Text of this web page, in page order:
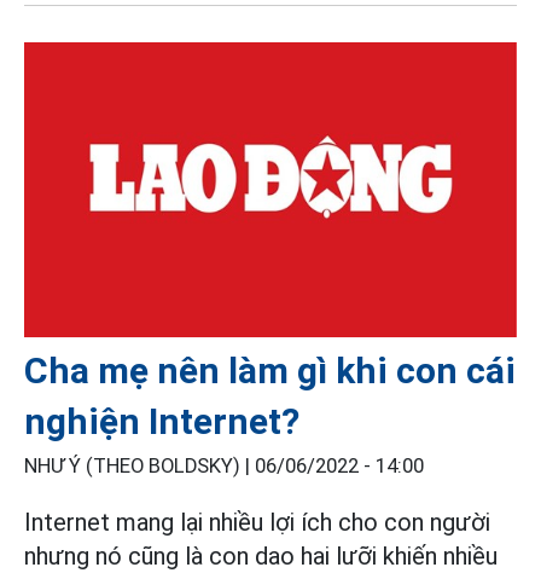
Cha mẹ nên làm gì khi con cái
nghiện Internet?
NHƯ Ý (THEO BOLDSKY) | 06/06/2022 - 14:00
Internet mang lại nhiều lợi ích cho con người
nhưng nó cũng là con dao hai lưỡi khiến nhiều